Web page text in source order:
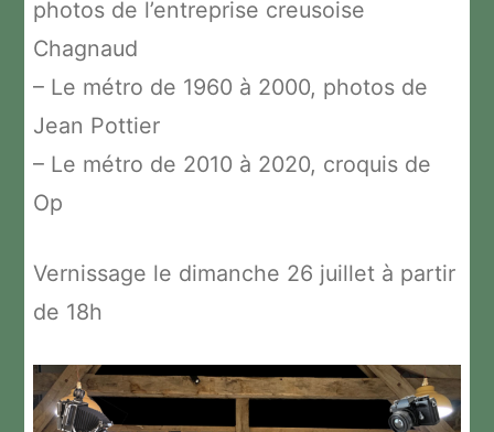
photos de l’entreprise creusoise
Chagnaud
– Le métro de 1960 à 2000, photos de
Jean Pottier
– Le métro de 2010 à 2020, croquis de
Op
Vernissage le dimanche 26 juillet à partir
de 18h